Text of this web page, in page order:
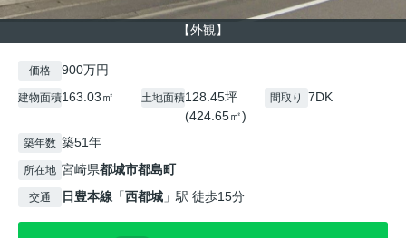
【外観】
価格 900万円
建物面積163.03㎡ 土地面積128.45坪
(424.65㎡)
間取り 7DK
築年数 築51年
所在地 宮崎県都城市都島町
交通 日豊本線 「西都城 」駅 徒歩15分